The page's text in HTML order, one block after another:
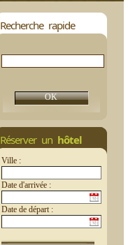
Recherche rapide
Réserver un hôtel
Ville :
Date d'arrivée :
Date de départ :